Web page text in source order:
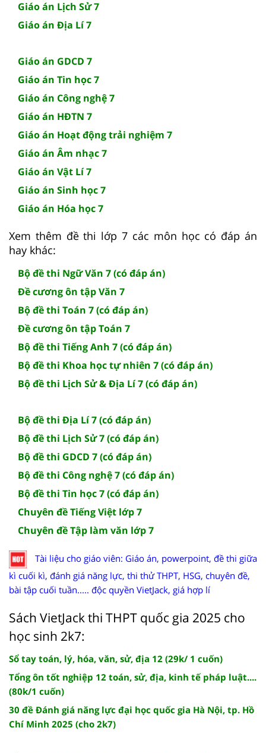
Giáo án Lịch Sử 7
Giáo án Địa Lí 7
Giáo án GDCD 7
Giáo án Tin học 7
Giáo án Công nghệ 7
Giáo án HĐTN 7
Giáo án Hoạt động trải nghiệm 7
Giáo án Âm nhạc 7
Giáo án Vật Lí 7
Giáo án Sinh học 7
Giáo án Hóa học 7
Xem thêm đề thi lớp 7 các môn học có đáp án
hay khác:
Bộ đề thi Ngữ Văn 7 (có đáp án)
Đề cương ôn tập Văn 7
Bộ đề thi Toán 7 (có đáp án)
Đề cương ôn tập Toán 7
Bộ đề thi Tiếng Anh 7 (có đáp án)
Bộ đề thi Khoa học tự nhiên 7 (có đáp án)
Bộ đề thi Lịch Sử & Địa Lí 7 (có đáp án)
Bộ đề thi Địa Lí 7 (có đáp án)
Bộ đề thi Lịch Sử 7 (có đáp án)
Bộ đề thi GDCD 7 (có đáp án)
Bộ đề thi Công nghệ 7 (có đáp án)
Bộ đề thi Tin học 7 (có đáp án)
Chuyên đề Tiếng Việt lớp 7
Chuyên đề Tập làm văn lớp 7
Tài liệu cho giáo viên: Giáo án, powerpoint, đề thi giữa
kì cuối kì, đánh giá năng lực, thi thử THPT, HSG, chuyên đề,
bài tập cuối tuần..... độc quyền VietJack, giá hợp lí
Sách VietJack thi THPT quốc gia 2025 cho
học sinh 2k7:
Sổ tay toán, lý, hóa, văn, sử, địa 12 (29k/ 1 cuốn)
Tổng ôn tốt nghiệp 12 toán, sử, địa, kinh tế pháp luật....
(80k/1 cuốn)
30 đề Đánh giá năng lực đại học quốc gia Hà Nội, tp. Hồ
Chí Minh 2025 (cho 2k7)